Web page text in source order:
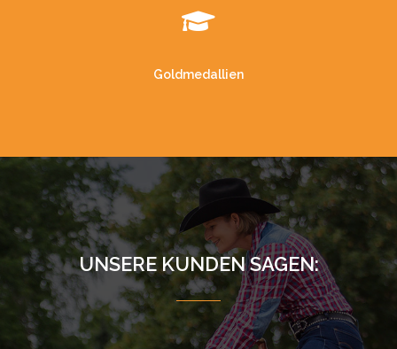
Goldmedallien
UNSERE KUNDEN SAGEN: